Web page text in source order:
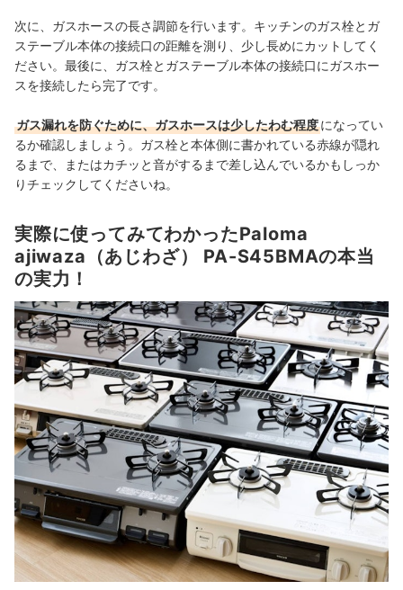
次に、ガスホースの長さ調節を行います。キッチンのガス栓とガ
ステーブル本体の接続口の距離を測り、少し長めにカットしてく
ださい。最後に、ガス栓とガステーブル本体の接続口にガスホー
スを接続したら完了です。
ガス漏れを防ぐために、ガスホースは少したわむ程度になってい
るか確認しましょう。ガス栓と本体側に書かれている赤線が隠れ
るまで、またはカチッと音がするまで差し込んでいるかもしっか
りチェックしてくださいね。
実際に使ってみてわかったPaloma
ajiwaza（あじわざ） PA-S45BMAの本当
の実力！